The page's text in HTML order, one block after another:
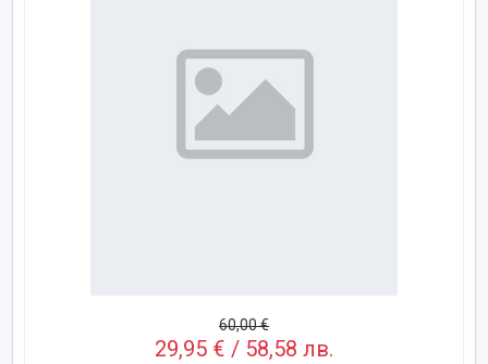
60,00 €
29,95 € / 58,58 лв.